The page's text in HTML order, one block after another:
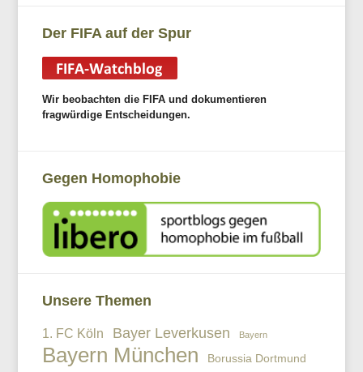
Der FIFA auf der Spur
Wir beobachten die FIFA und dokumentieren
fragwürdige Entscheidungen.
Gegen Homophobie
Unsere Themen
1. FC Köln Bayer Leverkusen Bayern
Bayern München Borussia Dortmund